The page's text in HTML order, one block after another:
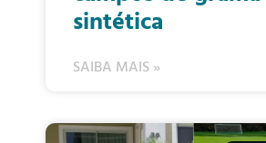
sintética
SAIBA MAIS »